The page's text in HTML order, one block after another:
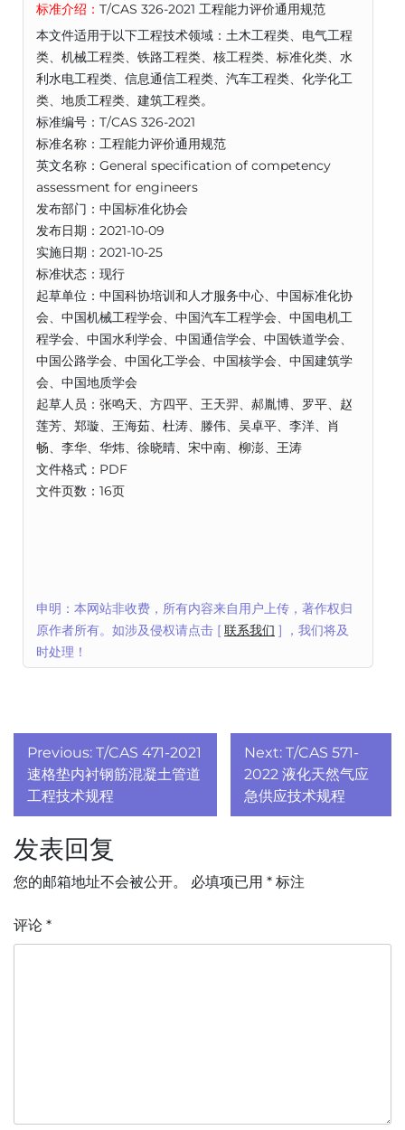
标准介绍： T/CAS 326-2021 工程能力评价通用规范
本文件适用于以下工程技术领域：土木工程类、电气工程
类、机械工程类、铁路工程类、核工程类、标准化类、水
利水电工程类、信息通信工程类、汽车工程类、化学化工
类、地质工程类、建筑工程类。
标准编号：T/CAS 326-2021
标准名称：工程能力评价通用规范
英文名称：General specification of competency
assessment for engineers
发布部门：中国标准化协会
发布日期：2021-10-09
实施日期：2021-10-25
标准状态：现行
起草单位：中国科协培训和人才服务中心、中国标准化协
会、中国机械工程学会、中国汽车工程学会、中国电机工
程学会、中国水利学会、中国通信学会、中国铁道学会、
中国公路学会、中国化工学会、中国核学会、中国建筑学
会、中国地质学会
起草人员：张鸣天、方四平、王天羿、郝胤博、罗平、赵
莲芳、郑璇、王海茹、杜涛、滕伟、吴卓平、李洋、肖
畅、李华、华炜、徐晓晴、宋中南、柳澎、王涛
文件格式：PDF
文件页数：16页
申明：本网站非收费，所有内容来自用户上传，著作权归
原作者所有。如涉及侵权请点击 [ 联系我们 ] ，我们将及
时处理！
文
章
导
航
Previous: T/CAS 471-2021
速格垫内衬钢筋混凝土管道
工程技术规程
Next: T/CAS 571-
2022 液化天然气应
急供应技术规程
发表回复
您的邮箱地址不会被公开。 必填项已用 * 标注
评论 *